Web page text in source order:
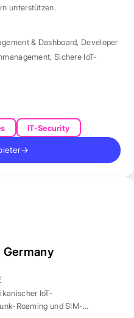
unterstützen.
& Dashboard, Developer
, Sichere IoT-
IT-Security
→
IoT-
Roaming und SIM-